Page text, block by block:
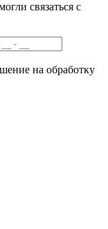
связаться с
на обработку